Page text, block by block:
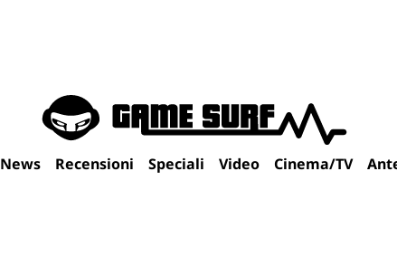
News Recensioni Speciali Video Cinema/TV